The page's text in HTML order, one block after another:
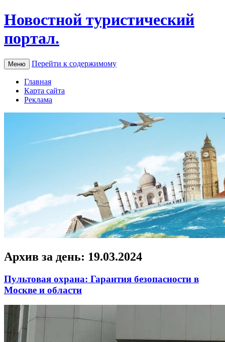
Новостной туристический
портал.
Меню Перейти к содержимому
Главная
Карта сайта
Реклама
Архив за день: 19.03.2024
Пультовая охрана: Гарантия безопасности в
Москве и области